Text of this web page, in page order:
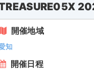
開催地域
知
開催日程